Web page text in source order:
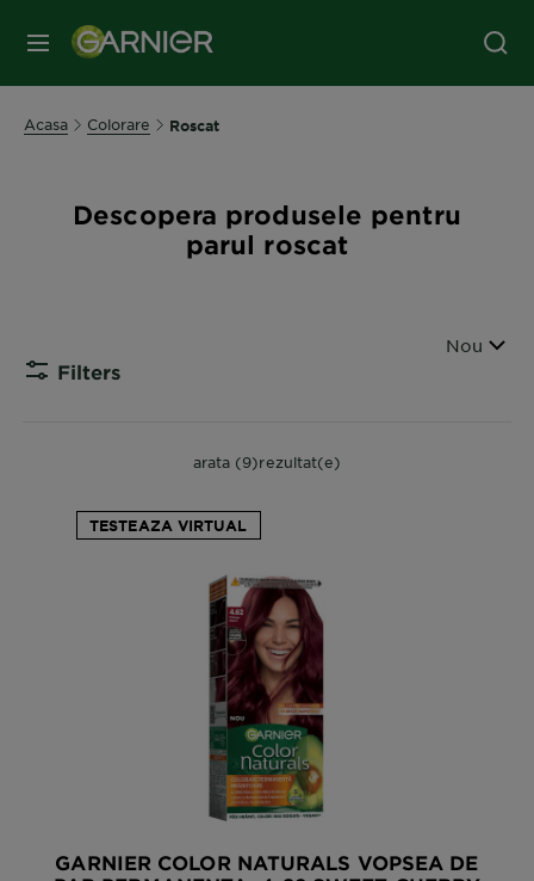
MENIU
Acasa Colorare Roscat
Descopera produsele pentru
parul roscat
Filters
Sorteaza
Nou
arata (9)rezultat(e)
TESTEAZA VIRTUAL
GARNIER COLOR NATURALS VOPSEA DE